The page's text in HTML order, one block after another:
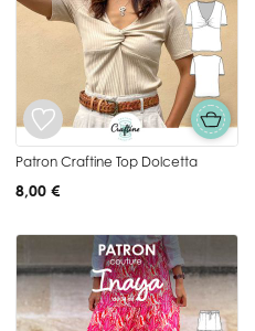
Patron Craftine Top Dolcetta
8,00 €